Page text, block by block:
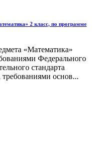
2 класс, по программе
«Математика»
Федерального
стандарта
требованиями основ...